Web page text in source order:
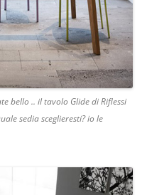
bello .. il tavolo Glide di Riflessi
sedia sceglieresti? io le